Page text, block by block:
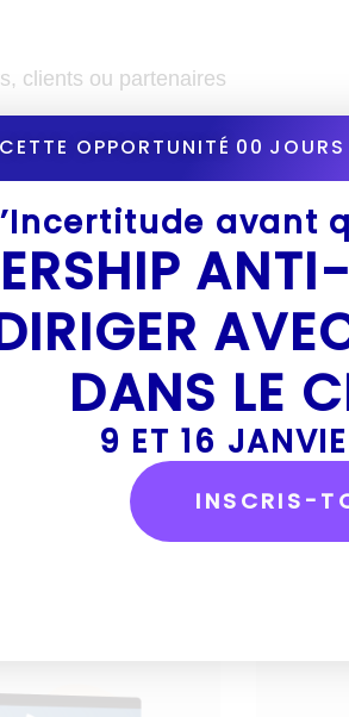
clients ou partenaires
en environnement exigeant
la qualité des relations au sein
la tension
à gérer les situations
applicables, pour t’affirmer
et de renforcer ta maturité
OPPORTUNITÉ 00 JOURS
avant
DANS LE
9 ET 16
INSCRIS-